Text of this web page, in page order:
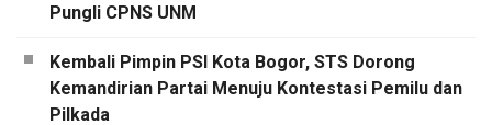
Pungli CPNS UNM
Kembali Pimpin PSI Kota Bogor, STS Dorong
Kemandirian Partai Menuju Kontestasi Pemilu dan
Pilkada